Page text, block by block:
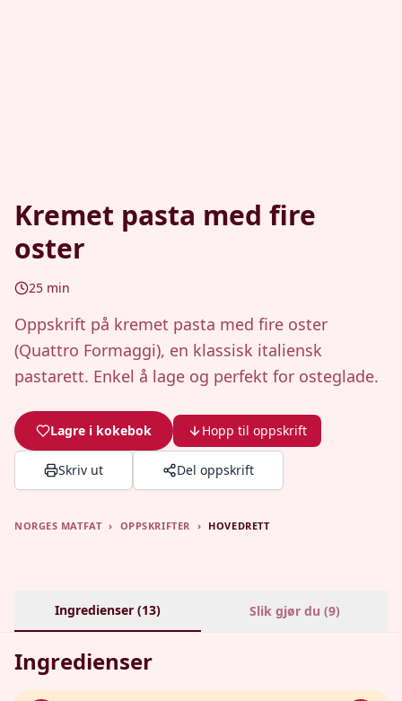
Kremet pasta med fire
oster
25 min
Oppskrift på kremet pasta med fire oster
(Quattro Formaggi), en klassisk italiensk
pastarett. Enkel å lage og perfekt for osteglade.
Lagre i kokebok Hopp til oppskrift
Skriv ut Del oppskrift
NORGES MATFAT › OPPSKRIFTER › HOVEDRETT
Ingredienser (13) Slik gjør du (9)
Ingredienser